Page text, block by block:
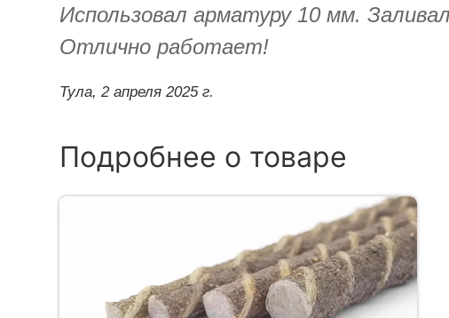
Использовал арматуру 10 мм.
Отлично работает!
Тула, 2 апреля 2025 г.
Подробнее о товаре